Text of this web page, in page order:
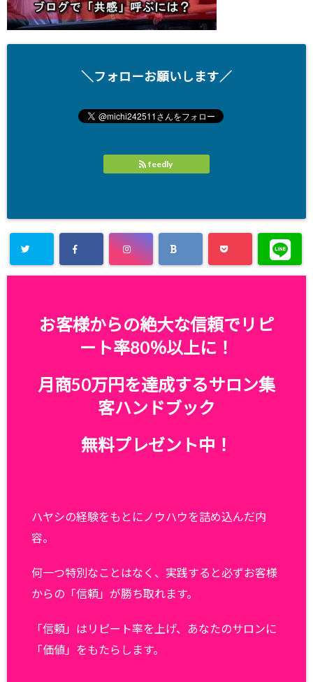
＼フォローお願いします／
feedly
お客様からの絶大な信頼でリピ
ート率80％以上に！
月商50万円を達成するサロン集
客ハンドブック
無料プレゼント中！
ハヤシの経験をもとにノウハウを詰め込んだ内
容。
何一つ特別なことはなく、実践すると必ずお客様
からの「信頼」が勝ち取れます。
「信頼」はリピート率を上げ、あなたのサロンに
「価値」をもたらします。